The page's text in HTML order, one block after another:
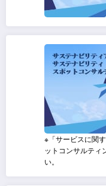
※「サービスに関
ットコンサルティ
い。